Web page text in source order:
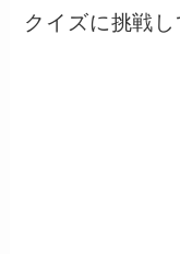
クイズに挑戦し